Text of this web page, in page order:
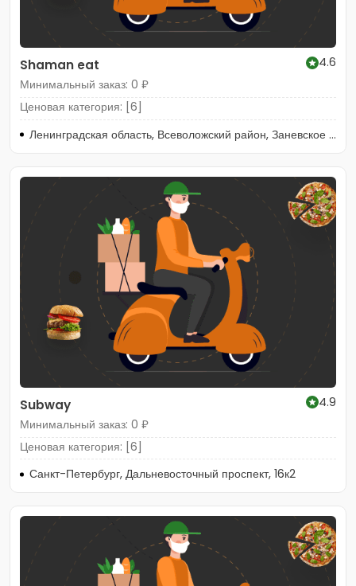
Shaman eat
4.6
Минимальный заказ: 0 ₽
Ценовая категория: [6]
Ленинградская область, Всеволожский район, Заневское городское поселение, Кудрово, Каштановая аллея, 3
Subway
4.9
Минимальный заказ: 0 ₽
Ценовая категория: [6]
Санкт-Петербург, Дальневосточный проспект, 16к2